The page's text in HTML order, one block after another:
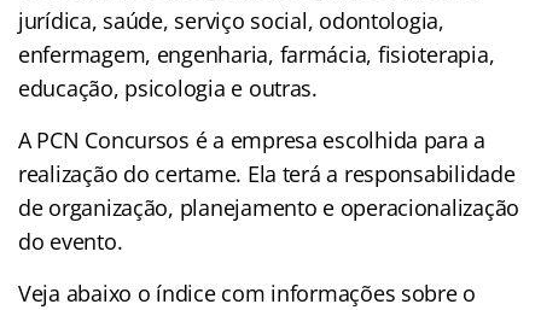
jurídica, saúde, serviço social, odontologia,
enfermagem, engenharia, farmácia, fisioterapia,
educação, psicologia e outras.
A PCN Concursos é a empresa escolhida para a
realização do certame. Ela terá a responsabilidade
de organização, planejamento e operacionalização
do evento.
Veja abaixo o índicecom informações sobre o